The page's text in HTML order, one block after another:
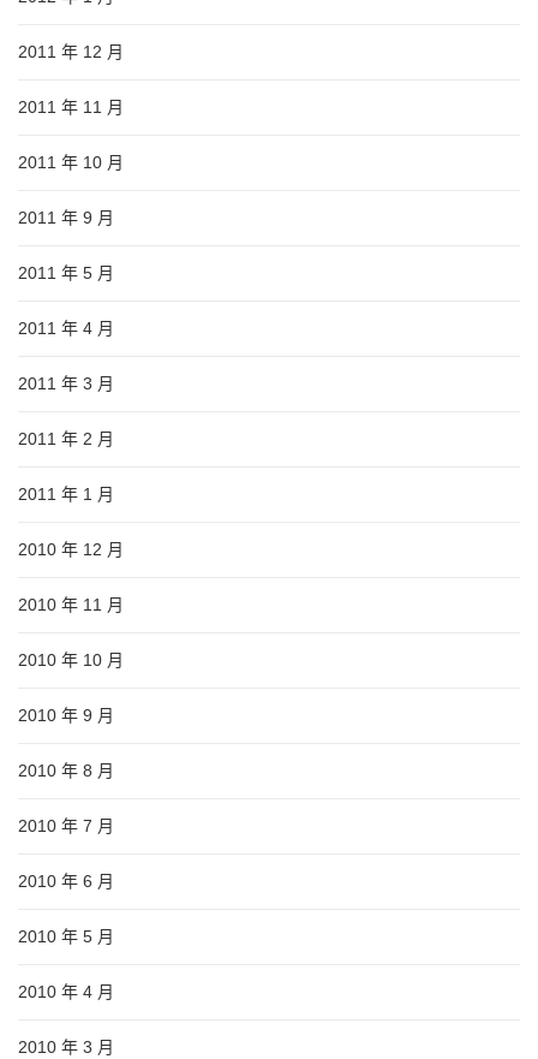
2011 年 12 月
2011 年 11 月
2011 年 10 月
2011 年 9 月
2011 年 5 月
2011 年 4 月
2011 年 3 月
2011 年 2 月
2011 年 1 月
2010 年 12 月
2010 年 11 月
2010 年 10 月
2010 年 9 月
2010 年 8 月
2010 年 7 月
2010 年 6 月
2010 年 5 月
2010 年 4 月
2010 年 3 月